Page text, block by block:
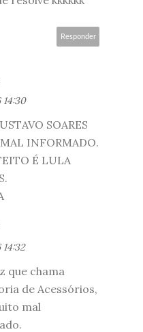
Responder
SOARES
MAL INFORMADO.
É LULA
que chama
de Acessórios,
mal